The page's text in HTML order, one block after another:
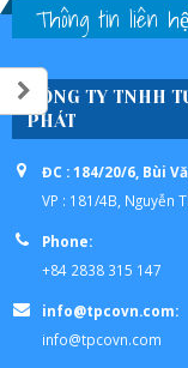
Thông tin liên
CÔNG TY TNHH
PHÁT
ĐC : 184/20/6, Bùi
VP : 181/4B, Nguyễn
Phone:
+84 2838 315 147
info@tpcovn.com:
info@tpcovn.com